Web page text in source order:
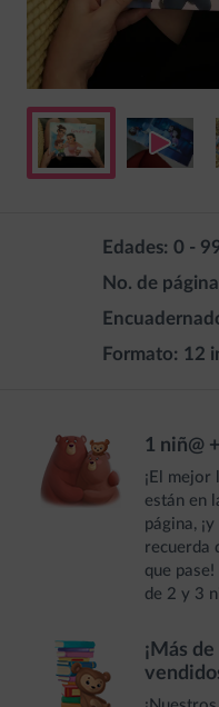
Edades: 0 -
No. de
Formato: 12
1 niñ@
¡El
están en
página,
recuerda
que
de 2 y 3
¡Más